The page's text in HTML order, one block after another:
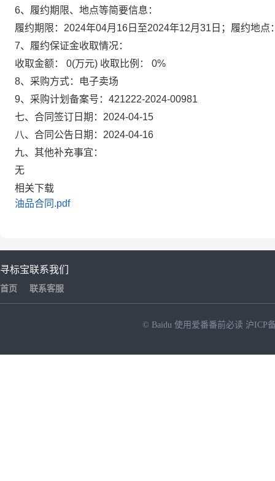
6、履约期限、地点等简要信息：
履约期限：2024年04月16日至2024年12月31日；履约地点
7、履约保证金收取情况：
收取金额：
0(万元) 收取比例：
0%
8、采购方式：
电子卖场
9、采购计划备案号： 421222-2024-00981
七、合同签订日期： 2024-04-15
八、合同公告日期： 2024-04-16
九、其他补充事宜：
无
相关下载
油品合同.pdf
寻标宝
首页
联系我们
联系客服
© Baidu 使用爱番番前必读 沪ICP